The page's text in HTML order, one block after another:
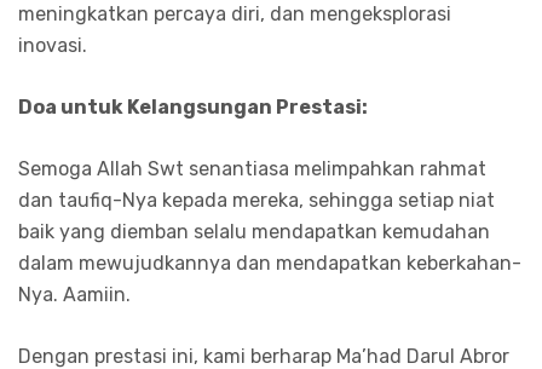
meningkatkan percaya diri, dan mengeksplorasi
inovasi.
Doa untuk Kelangsungan Prestasi:
Semoga Allah Swt senantiasa melimpahkan rahmat
dan taufiq-Nya kepada mereka, sehingga setiap niat
baik yang diemban selalu mendapatkan kemudahan
dalam mewujudkannya dan mendapatkan keberkahan-
Nya. Aamiin.
Dengan prestasi ini, kami berharap Ma’had Darul Abror